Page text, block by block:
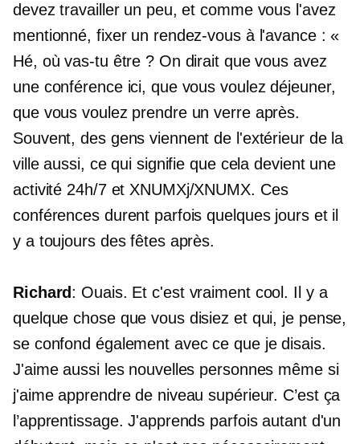
devez travailler un peu, et comme vous l'avez
mentionné, fixer un rendez-vous à l'avance : «
Hé, où vas-tu être ? On dirait que vous avez
une conférence ici, que vous voulez déjeuner,
que vous voulez prendre un verre après.
Souvent, des gens viennent de l'extérieur de la
ville aussi, ce qui signifie que cela devient une
activité 24h/7 et XNUMXj/XNUMX. Ces
conférences durent parfois quelques jours et il
y a toujours des fêtes après.
Richard: Ouais. Et c'est vraiment cool. Il y a
quelque chose que vous disiez et qui, je pense,
se confond également avec ce que je disais.
J'aime aussi les nouvelles personnes même si
j'aime apprendre de niveau supérieur. C’est ça
l’apprentissage. J'apprends parfois autant d'un